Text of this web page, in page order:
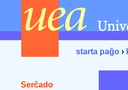
starta paĝo ›
Serĉado